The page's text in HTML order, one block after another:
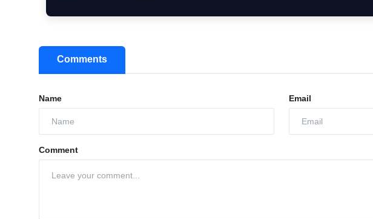
Comments
Name Email
Comment